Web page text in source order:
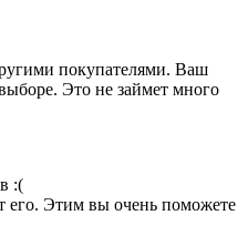
покупателями. Ваш
Это не займет много
:(
его. Этим вы очень поможете